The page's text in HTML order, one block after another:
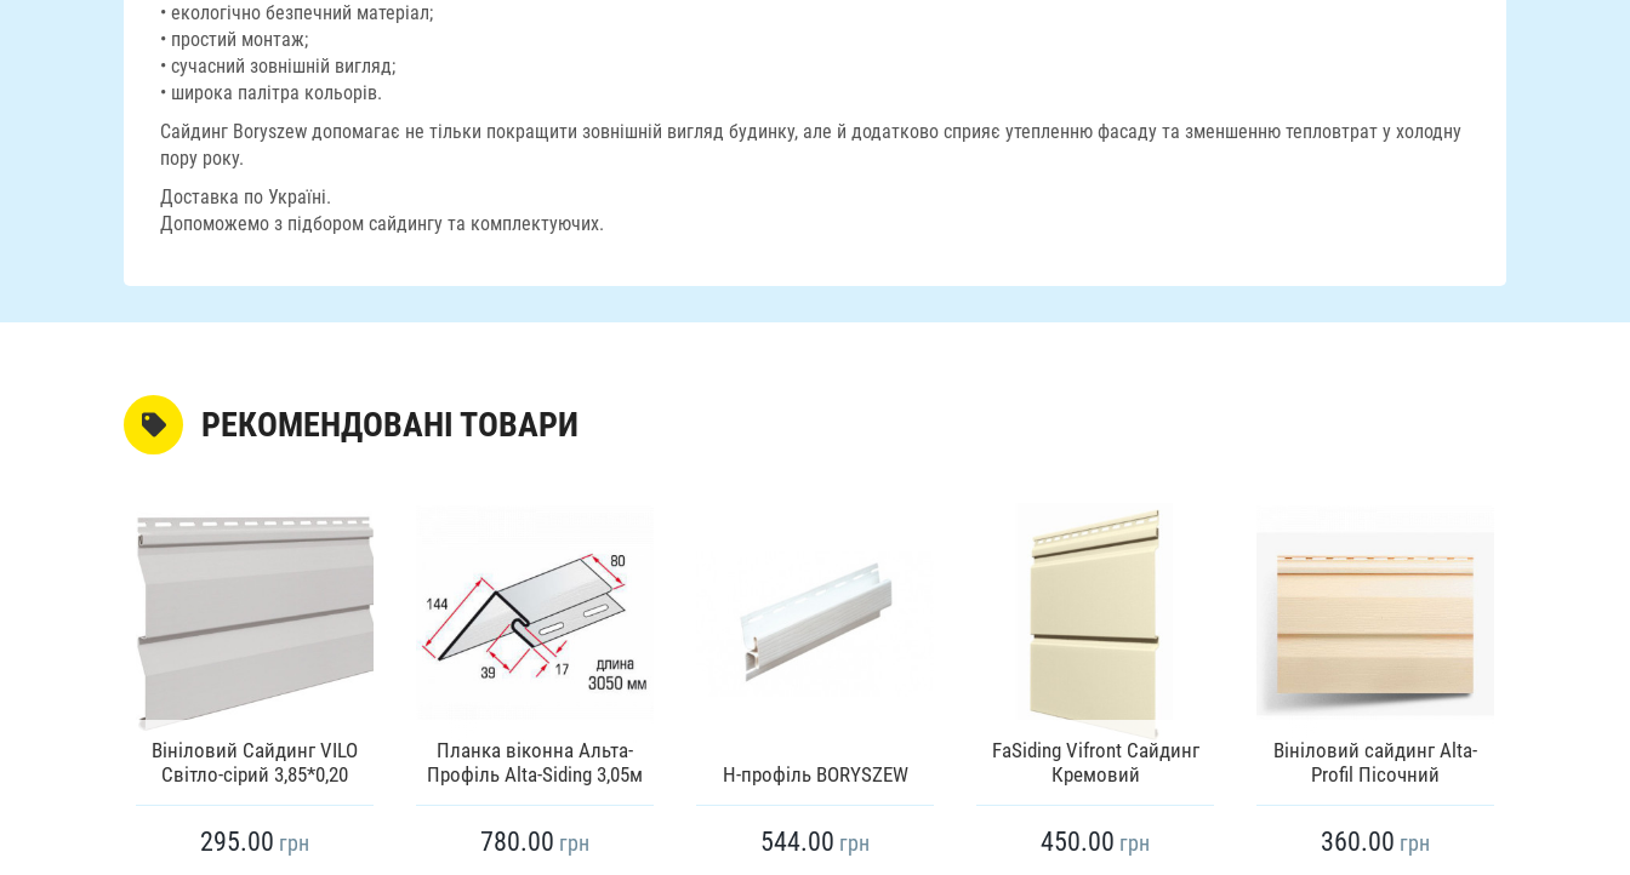
• екологічно безпечний матеріал;
• простий монтаж;
• сучасний зовнішній вигляд;
• широка палітра кольорів.
Сайдинг Boryszew допомагає не тільки покращити зовнішній вигляд будинку, але й додатково сприяє утепленню фасаду та зменшенню тепловтрат у холодну
пору року.
Доставка по Україні.
Допоможемо з підбором сайдингу та комплектуючих.
РЕКОМЕНДОВАНІ ТОВАРИ
Вініловий Сайдинг VILO
Світло-сірий 3,85*0,20
295.00 грн
Планка віконна Альта-
Профіль Alta-Siding 3,05м
780.00 грн
Н-профіль BORYSZEW
544.00 грн
FaSiding Vifront Сайдинг
Кремовий
450.00 грн
Вініловий сайдинг Alta-
Profil Пісочний
360.00 грн